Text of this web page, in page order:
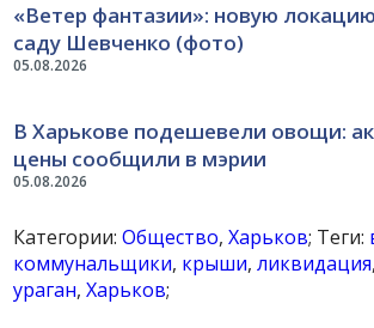
05.08.2026
«Ветер фантазии»: новую
саду Шевченко (фото)
05.08.2026
В Харькове подешевели овощи:
цены сообщили в мэрии
Категории:Общество,Харьков; Теги:
коммунальщики, крыши,ликвидация,
ураган,Харьков;